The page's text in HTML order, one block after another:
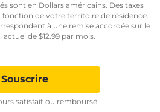
sont en Dollars américains. Des taxes
fonction de votre territoire de résidence.
à une remise accordée sur le
actuel de $12.99 par mois.
Souscrire
satisfait ou remboursé